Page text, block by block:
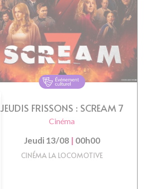
JEUDIS FRISSONS : SCREAM 7
Cinéma
Jeudi 13/08 | 00h00
CINÉMA LA LOCOMOTIVE